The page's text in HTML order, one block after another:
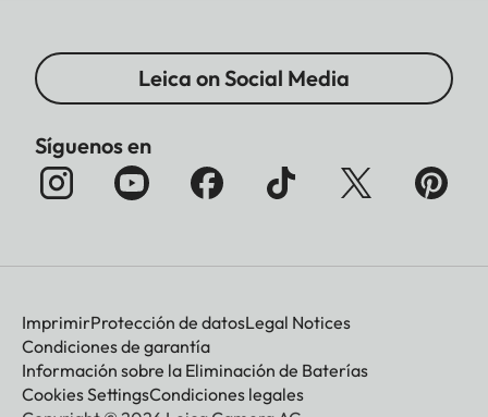
Leica on Social Media
Síguenos en
ImprimirProtección de datosLegal Notices
Condiciones de garantía
Información sobre la Eliminación de Baterías
Cookies SettingsCondiciones legales